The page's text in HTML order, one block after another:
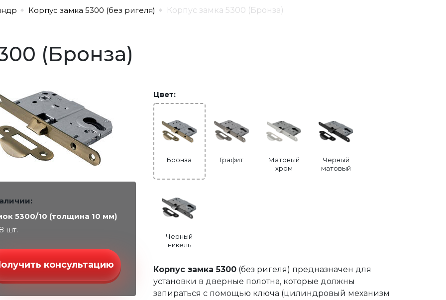
Корпус замка 5300 (без ригеля) Корпус замка 5300 (Бронза)
(Бронза)
5300/10 (толщина 10 мм)
шт.
Получить консультацию
Цвет:
Бронза Графит
Матовый
хром
Черный
матовый
Черный
никель
Корпус замка 5300(без ригеля) предназначен для
установки в дверные полотна, которые должны
запираться с помощью ключа (цилиндровый механизм